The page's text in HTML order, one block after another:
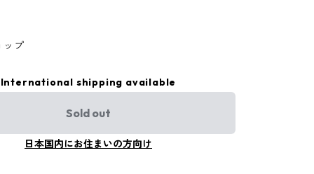
ップ
International shipping available
Sold out
日本国内にお住まいの方向け